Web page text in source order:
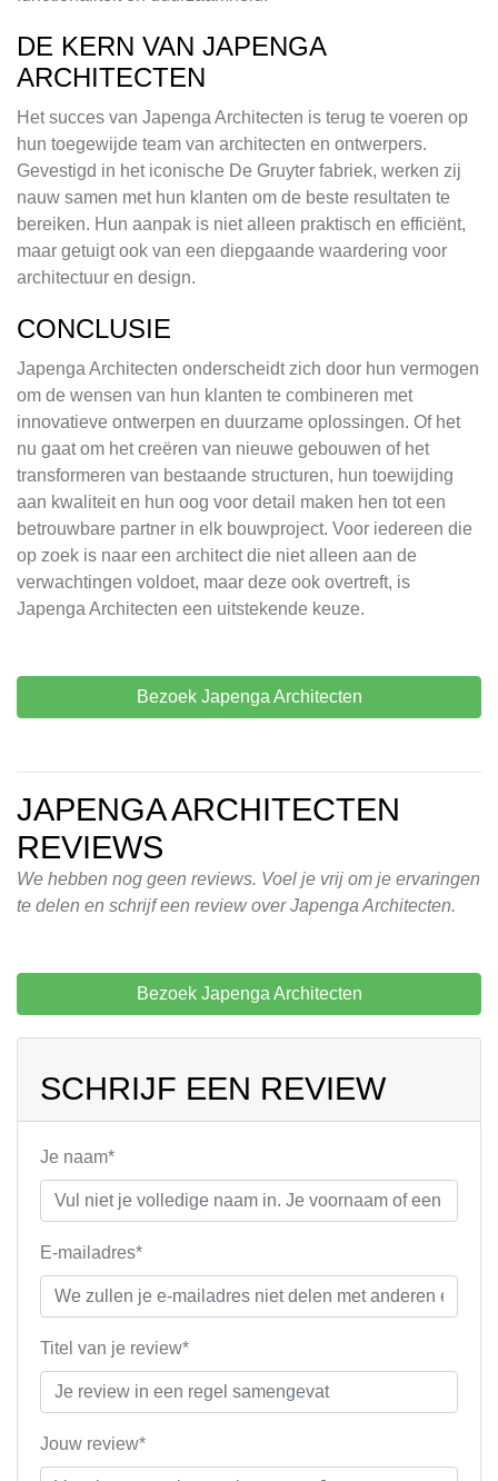
DE KERN VAN JAPENGA
ARCHITECTEN
Het succes van Japenga Architecten is terug te voeren op
hun toegewijde team van architecten en ontwerpers.
Gevestigd in het iconische De Gruyter fabriek, werken zij
nauw samen met hun klanten om de beste resultaten te
bereiken. Hun aanpak is niet alleen praktisch en efficiënt,
maar getuigt ook van een diepgaande waardering voor
architectuur en design.
CONCLUSIE
Japenga Architecten onderscheidt zich door hun vermogen
om de wensen van hun klanten te combineren met
innovatieve ontwerpen en duurzame oplossingen. Of het
nu gaat om het creëren van nieuwe gebouwen of het
transformeren van bestaande structuren, hun toewijding
aan kwaliteit en hun oog voor detail maken hen tot een
betrouwbare partner in elk bouwproject. Voor iedereen die
op zoek is naar een architect die niet alleen aan de
verwachtingen voldoet, maar deze ook overtreft, is
Japenga Architecten een uitstekende keuze.
Bezoek Japenga Architecten
JAPENGA ARCHITECTEN
REVIEWS
We hebben nog geen reviews. Voel je vrij om je ervaringen
te delen en schrijf een review over Japenga Architecten.
Bezoek Japenga Architecten
SCHRIJF EEN REVIEW
Je naam*
E-mailadres*
Titel van je review*
Jouw review*